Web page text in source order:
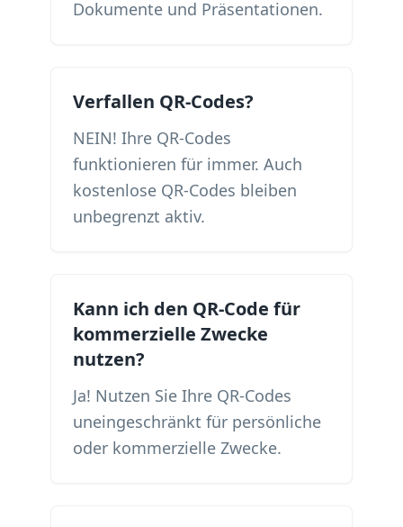
Dokumente und Präsentationen.
Verfallen QR-Codes?
NEIN! Ihre QR-Codes
funktionieren für immer. Auch
kostenlose QR-Codes bleiben
unbegrenzt aktiv.
Kann ich den QR-Code für
kommerzielle Zwecke
nutzen?
Ja! Nutzen Sie Ihre QR-Codes
uneingeschränkt für persönliche
oder kommerzielle Zwecke.